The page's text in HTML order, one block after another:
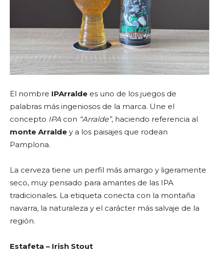
El nombre IPArralde es uno de los juegos de
palabras más ingeniosos de la marca. Une el
concepto IPA con “Arralde”, haciendo referencia al
monte Arralde y a los paisajes que rodean
Pamplona.
La cerveza tiene un perfil más amargo y ligeramente
seco, muy pensado para amantes de las IPA
tradicionales. La etiqueta conecta con la montaña
navarra, la naturaleza y el carácter más salvaje de la
región.
Estafeta – Irish Stout